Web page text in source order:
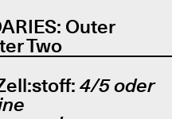
Outer
Two
4/5 oder